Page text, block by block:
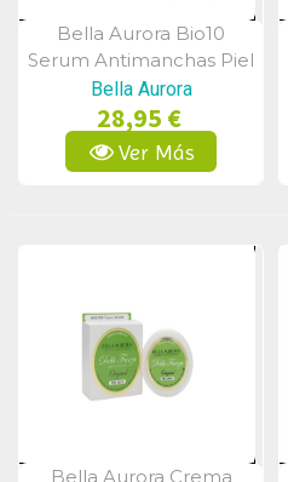
Vista Rápida
Bella Aurora Bio10
Serum Antimanchas Piel
Mixta 30 Ml
Bella Aurora
28,95 €
Ver Más
Bella Aurora Crema